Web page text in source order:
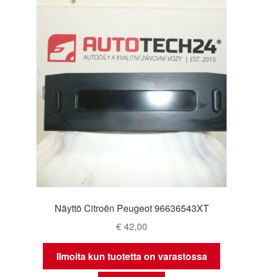
Näyttö Citroën Peugeot 96636543XT
€42,00
Ilmoita kun tuotetta on varastossa